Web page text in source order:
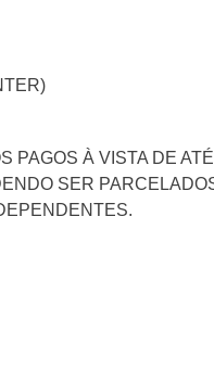
PAGOS À VISTA DE
SER